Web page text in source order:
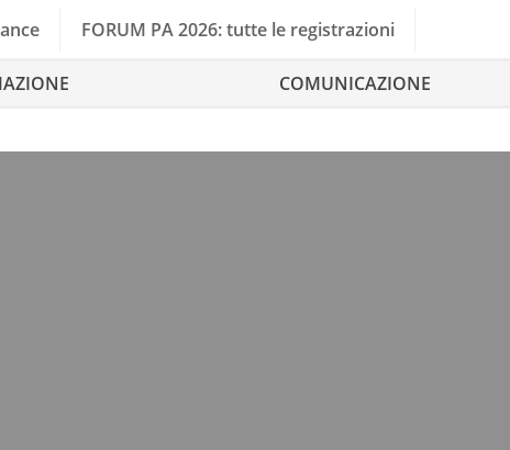
FORUM PA 2026: tutte le registrazioni
COMUNICAZIONE